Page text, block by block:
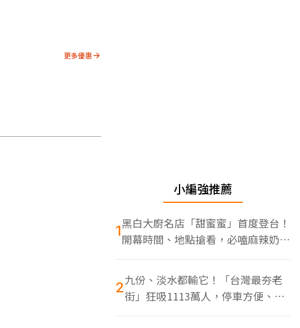
更多優惠
小編強推薦
1黑白大廚名店「甜蜜蜜」首度登台！
開幕時間、地點搶看，必嗑麻辣奶油
蝦
2九份、淡水都輸它！「台灣最夯老
街」狂吸1113萬人，停車方便、特
色美食多